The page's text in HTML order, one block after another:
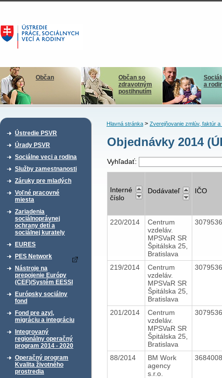
Občan
Občan so
zdravotným
postihnutím
a
Ústredie PSVR
Úrady PSVR
Sociálne veci a rodina
Služby zamestnanosti
Záruky pre mladých
Voľné pracovné
miesta
Zariadenia
sociálnoprávnej
ochrany detí a
sociálnej kurately
EURES
PES Network
Nástroje na
prepojenie Európy
(CEF)/Systém EESSI
Európsky sociálny
fond
Fond pre azyl,
migráciu a integráciu
Integrovaný
regionálny operačný
program 2014 - 2020
Operačný program
Kvalita životného
prostredia
Hlavná stránka> Zverejňovanie zmlúv, faktúr a
Objednávky 2014
Vyhľadať:
Interné
číslo
Dodávateľ IČO
220/2014
Centrum
vzdeláv.
MPSVaR SR
Špitálska 25,
Bratislava
219/2014
Centrum
vzdeláv.
MPSVaR SR
Špitálska 25,
Bratislava
201/2014
Centrum
vzdeláv.
MPSVaR SR
Špitálska 25,
Bratislava
88/2014
BM Work
agency
s.r.o.